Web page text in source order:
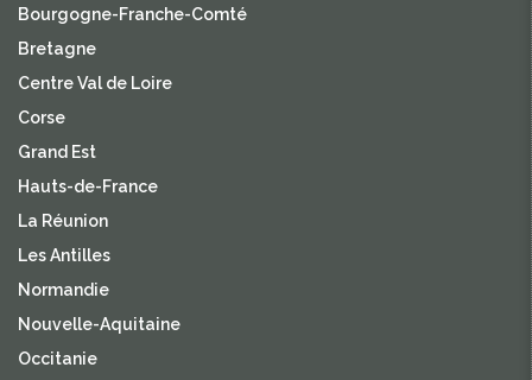
Bourgogne-Franche-Comté
Bretagne
Centre Val de Loire
Corse
Grand Est
Hauts-de-France
La Réunion
Les Antilles
Normandie
Nouvelle-Aquitaine
Occitanie